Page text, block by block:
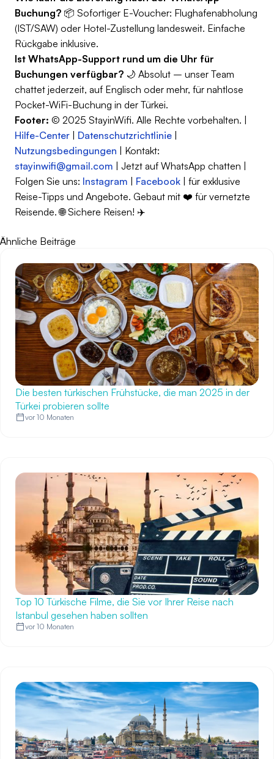
Buchung? 📦 Sofortiger E-Voucher: Flughafenabholung
(IST/SAW) oder Hotel-Zustellung landesweit. Einfache
Rückgabe inklusive.
Ist WhatsApp-Support rund um die Uhr für
Buchungen verfügbar? 🌙 Absolut – unser Team
chattet jederzeit, auf Englisch oder mehr, für nahtlose
Pocket-WiFi-Buchung in der Türkei.
Footer: © 2025 StayinWifi. Alle Rechte vorbehalten. |
Hilfe-Center
Datenschutzrichtlinie
Nutzungsbedingungen | Kontakt:
stayinwifi@gmail.com | Jetzt auf WhatsApp chatten |
Folgen Sie uns: Instagram Facebook | für exklusive
Reise-Tipps und Angebote. Gebaut mit ❤️ für vernetzte
Reisende. 🌐 Sichere Reisen! ✈️
Ähnliche Beiträge
Die besten türkischen Frühstücke, die man 2025 in der
Türkei probieren sollte
vor 10 Monaten
Top 10 Türkische Filme, die Sie vor Ihrer Reise nach
Istanbul gesehen haben sollten
vor 10 Monaten